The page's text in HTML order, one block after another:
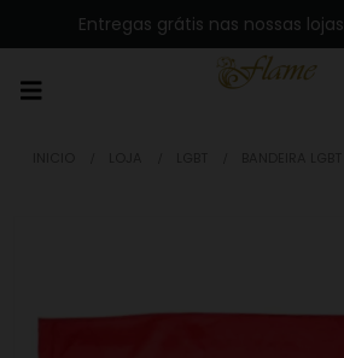
Entregas grátis nas nossas lojas